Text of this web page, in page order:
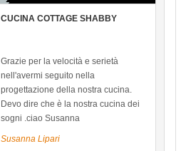
CUCINA COTTAGE SHABBY
Grazie per la velocità e serietà
nell'avermi seguito nella
progettazione della nostra cucina.
Devo dire che è la nostra cucina dei
sogni .ciao Susanna
Susanna Lipari